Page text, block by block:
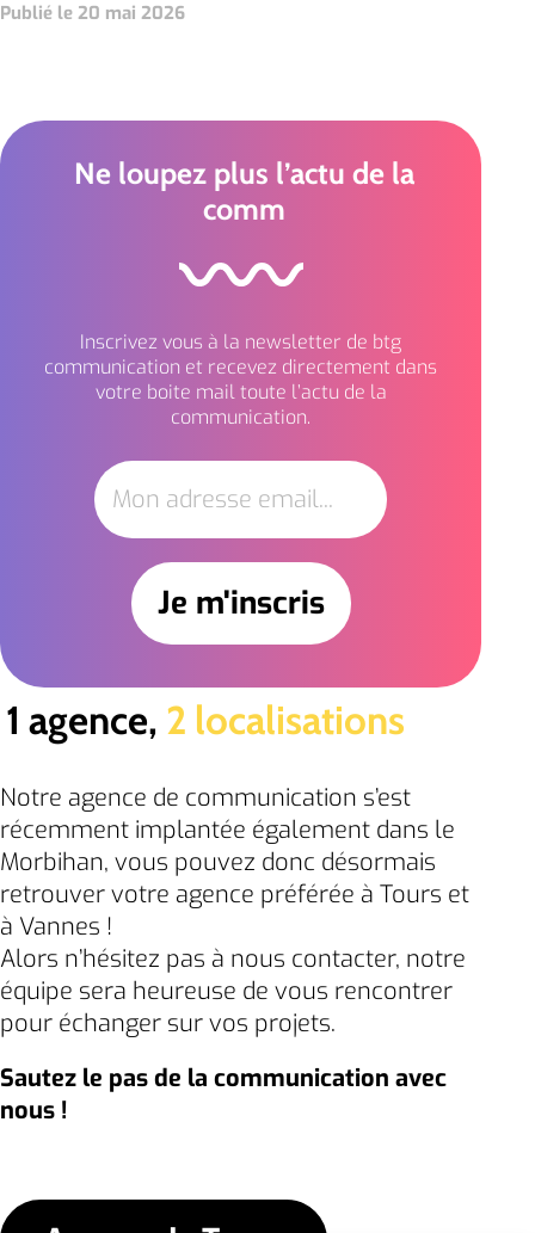
Publié le 20 mai 2026
Ne loupez plus l’actu de la
comm
Inscrivez vous à la newsletter de btg
communication et recevez directement dans
votre boite mail toute l’actu de la
communication.
1 agence, 2 localisations
Notre agence de communication s’est
récemment implantée également dans le
Morbihan, vous pouvez donc désormais
retrouver votre agence préférée à Tours et
à Vannes !
Alors n’hésitez pas à nous contacter, notre
équipe sera heureuse de vous rencontrer
pour échanger sur vos projets.
Sautez le pas de la communication avec
nous !